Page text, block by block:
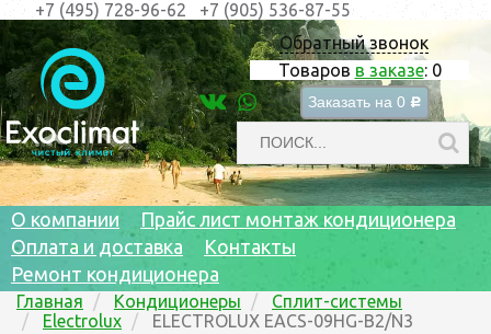
Обратный звонок
Товаров в заказе: 0
Заказать на 0 c
+7 (495) 728-96-62 +7 (905) 536-87-55
О компании
Прайс лист монтаж кондиционера
Оплата и доставка
Контакты
Ремонт кондиционера
Главная Кондиционеры
Сплит-системы
Electrolux
ELECTROLUX EACS-09HG-B2/N3